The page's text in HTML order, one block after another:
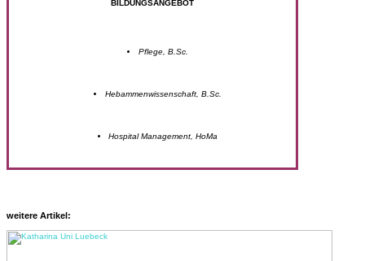
BILDUNGSANGEBOT
Pflege, B.Sc.
Hebammenwissenschaft, B.Sc.
Hospital Management, HoMa
weitere Artikel: